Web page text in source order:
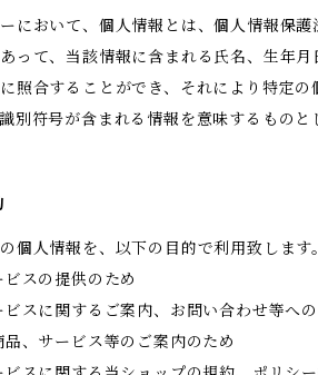
において、個人情報とは、個人情報保
って、当該情報に含まれる氏名、生年
照合することができ、それにより特定
別符号が含まれる情報を意味するものと
個人情報を、以下の目的で利用致します。
ビスの提供のため
ビスに関するご案内、お問い合わせ等へ
品、サービス等のご案内のため